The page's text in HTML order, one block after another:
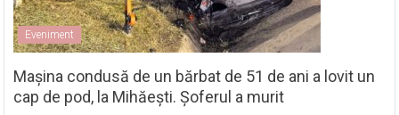
Eveniment
Mașina condusă de un bărbat de 51 de ani a lovit un
cap de pod, la Mihăești. Șoferul a murit